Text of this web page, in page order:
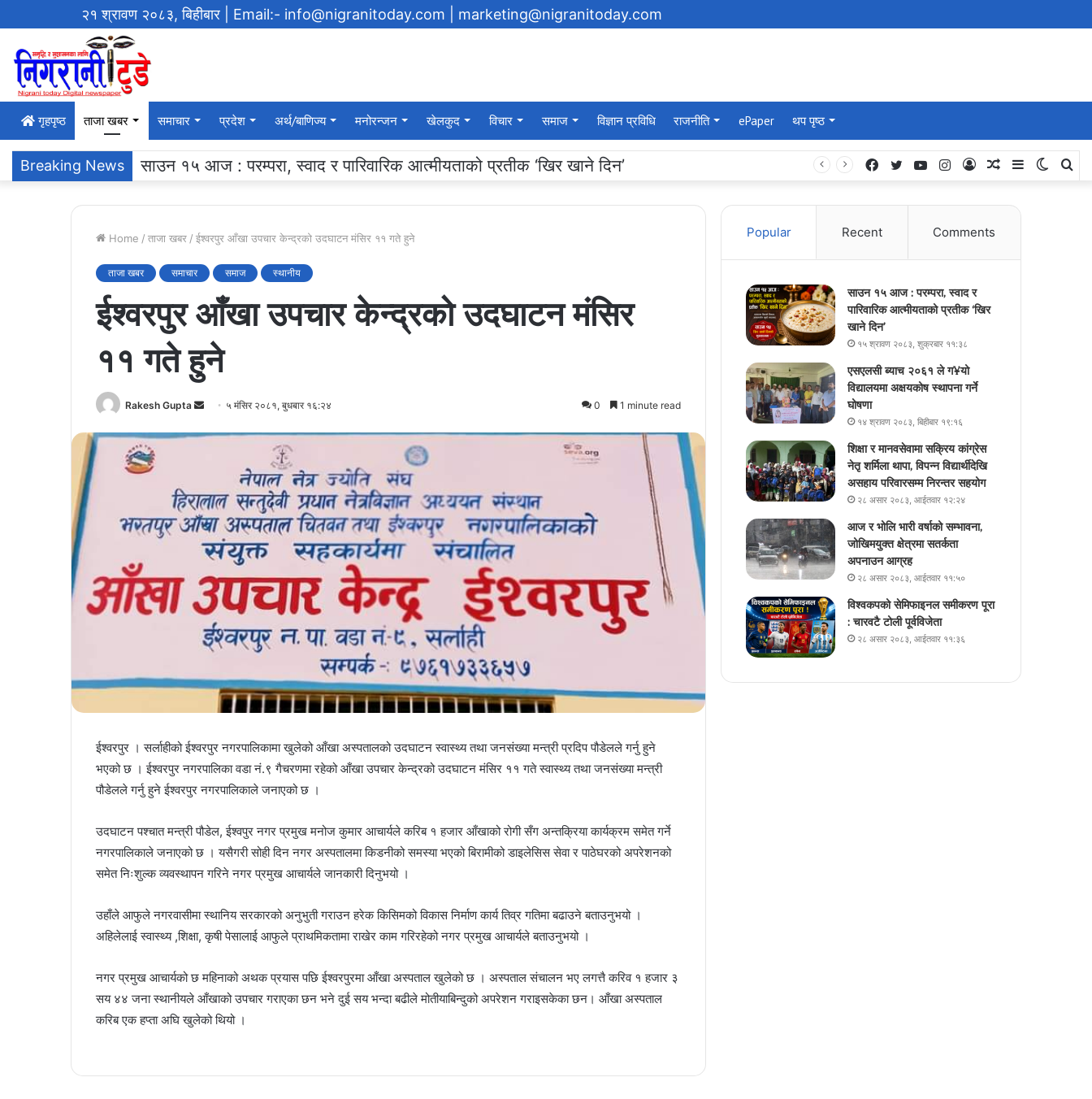
२१ श्रावण २०८३, बिहीबार | Email:- info@nigranitoday.com | marketing@nigranitoday.com
गृहपृष्‍ठ ताजा खबर समाचार प्रदेश अर्थ/बाणिज्य मनोरन्जन खेलकुद विचार समाज विज्ञान प्रविधि राजनीति ePaper थप पृष्ठ
Breaking News एसएलसी ब्याच २०६१ ले ग¥यो विद्यालयमा अक्षयकोष स्थापना गर्ने घोषणा
Switch
Sidebar
Random
Log
Instagram
YouTube
Twitter
Facebook
Home / ताजा खबर / ईश्वरपुर आँखा उपचार केन्द्रको उदघाटन मंसिर ११ गते हुने
ताजा खबर समाचार समाज स्थानीय
ईश्वरपुर आँखा उपचार केन्द्रको उदघाटन मंसिर
११ गते हुने
Rakesh Gupta
Send ५ मंसिर २०८१, बुधबार १६:२४ 0 1 minute read
ईश्वरपुर । सर्लाहीको ईश्वरपुर नगरपालिकामा खुलेको आँखा अस्पतालको उदघाटन स्वास्थ्य तथा जनसंख्या मन्त्री प्रदिप पौडेलले गर्नु हुने
भएको छ । ईश्वरपुर नगरपालिका वडा नं.९ गैचरणमा रहेको आँखा उपचार केन्द्रको उदघाटन मंसिर ११ गते स्वास्थ्य तथा जनसंख्या मन्त्री
पौडेलले गर्नु हुने ईश्वरपुर नगरपालिकाले जनाएको छ ।
उदघाटन पश्चात मन्त्री पौडेल, ईश्वपुर नगर प्रमुख मनोज कुमार आचार्यले करिब १ हजार आँखाको रोगी सँग अन्तक्रिया कार्यक्रम समेत गर्ने
नगरपालिकाले जनाएको छ । यसैगरी सोही दिन नगर अस्पतालमा किडनीको समस्या भएको बिरामीको डाइलेसिस सेवा र पाठेघरको अपरेशनको
समेत निःशुल्क व्यवस्थापन गरिने नगर प्रमुख आचार्यले जानकारी दिनुभयो ।
उहाँले आफुले नगरवासीमा स्थानिय सरकारको अनुभुती गराउन हरेक किसिमको विकास निर्माण कार्य तिव्र गतिमा बढाउने बताउनुभयो ।
अहिलेलाई स्वास्थ्य ,शिक्षा, कृषी पेसालाई आफुले प्राथमिकतामा राखेर काम गरिरहेको नगर प्रमुख आचार्यले बताउनुभयो ।
नगर प्रमुख आचार्यको छ महिनाको अथक प्रयास पछि ईश्वरपुरमा आँखा अस्पताल खुलेको छ । अस्पताल संचालन भए लगत्तै करिव १ हजार ३
सय ४४ जना स्थानीयले आँखाको उपचार गराएका छन भने दुई सय भन्दा बढीले मोतीयाबिन्दुको अपरेशन गराइसकेका छन। आँखा अस्पताल
करिब एक हप्ता अघि खुलेको थियो ।
Popular Recent Comments
साउन १५ आज : परम्परा, स्वाद र
पारिवारिक आत्मीयताको प्रतीक ‘खिर
खाने दिन’
१५ श्रावण २०८३, शुक्रबार ११:३८
एसएलसी ब्याच २०६१ ले ग¥यो
विद्यालयमा अक्षयकोष स्थापना गर्ने
घोषणा
१४ श्रावण २०८३, बिहीबार १९:१६
शिक्षा र मानवसेवामा सक्रिय कांग्रेस
नेतृ शर्मिला थापा, विपन्न विद्यार्थीदेखि
असहाय परिवारसम्म निरन्तर सहयोग
२८ असार २०८३, आईतवार १२:२४
आज र भोलि भारी वर्षाको सम्भावना,
जोखिमयुक्त क्षेत्रमा सतर्कता
अपनाउन आग्रह
२८ असार २०८३, आईतवार ११:५०
विश्वकपको सेमिफाइनल समीकरण पूरा
: चारवटै टोली पूर्वविजेता
२८ असार २०८३, आईतवार ११:३६